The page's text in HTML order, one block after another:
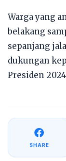
Warga yang
belakang
sepanjang
dukungan
Presiden
SHARE